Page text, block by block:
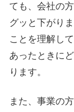
ても、会社の
グッと下がり
ことを理解し
あったときに
ります。
また、事業の